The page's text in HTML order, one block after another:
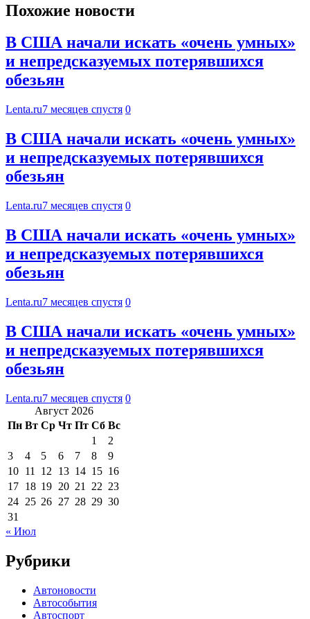
Похожие новости
В США начали искать «очень умных»
и непредсказуемых потерявшихся
обезьян
Lenta.ru7 месяцев спустя 0
В США начали искать «очень умных»
и непредсказуемых потерявшихся
обезьян
Lenta.ru7 месяцев спустя 0
В США начали искать «очень умных»
и непредсказуемых потерявшихся
обезьян
Lenta.ru7 месяцев спустя 0
В США начали искать «очень умных»
и непредсказуемых потерявшихся
обезьян
Lenta.ru7 месяцев спустя 0
Август 2026
Пн Вт Ср Чт Пт Сб Вс
1
2
3
4 5 6 7 8
9
10 11 12 13 14 15 16
17 18 19 20 21 22 23
24 25 26 27 28 29 30
31
« Июл
Рубрики
Автоновости
Автособытия
Автоспорт